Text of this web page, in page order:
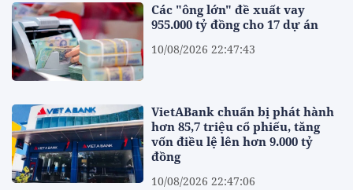
Các "ông lớn" đề xuất vay
955.000 tỷ đồng cho 17 dự án
10/08/2026 22:47:43
VietABank chuẩn bị phát hành
hơn 85,7 triệu cổ phiếu, tăng
vốn điều lệ lên hơn 9.000 tỷ
đồng
10/08/2026 22:47:06